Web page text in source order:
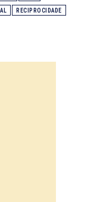
RECIPROCIDADE